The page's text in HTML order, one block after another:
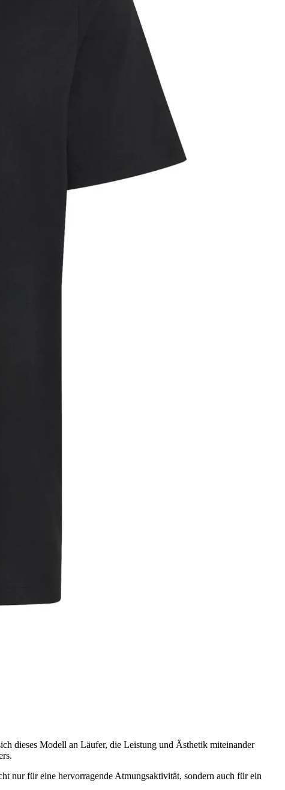
dieses Modell an Läufer, die Leistung und Ästhetik miteinander
nur für eine hervorragende Atmungsaktivität, sondern auch für ein